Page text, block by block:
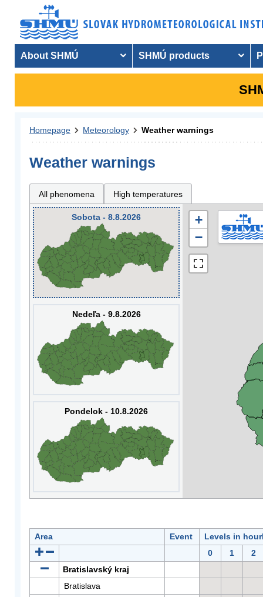
About SHMÚ SHMÚ products
Homepage Meteorology Weather warnings
Weather warnings
All phenomena High temperatures
Sobota - 8.8.2026
Nedeľa - 9.8.2026
Pondelok - 10.8.2026
+
−
Area Event
Levels in
0
1
2
Bratislavský kraj
Bratislava